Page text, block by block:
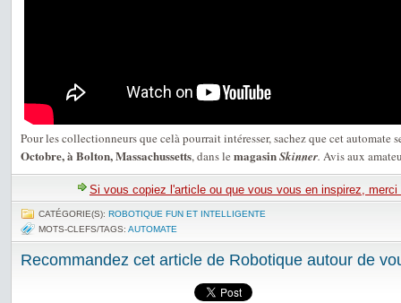
Pour les collectionneurs que celà pourrait intéresser, sachez que cet automate
Octobre, à Bolton, Massachussetts, dans le magasinSkinner. Avis aux
Si vous copiez l'article ou que vous vous en inspirez,
CATÉGORIE(S): ROBOTIQUE FUN ET INTELLIGENTE
MOTS-CLEFS/TAGS: AUTOMATE
Recommandez cet article de Robotique autour de